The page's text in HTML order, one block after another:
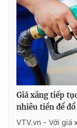
Ðiện thoại Thời báo
Email:
Liên hệ quảng cáo:
Giá xăng tiếp
nhiêu tiền để
VTV.vn - Với giá